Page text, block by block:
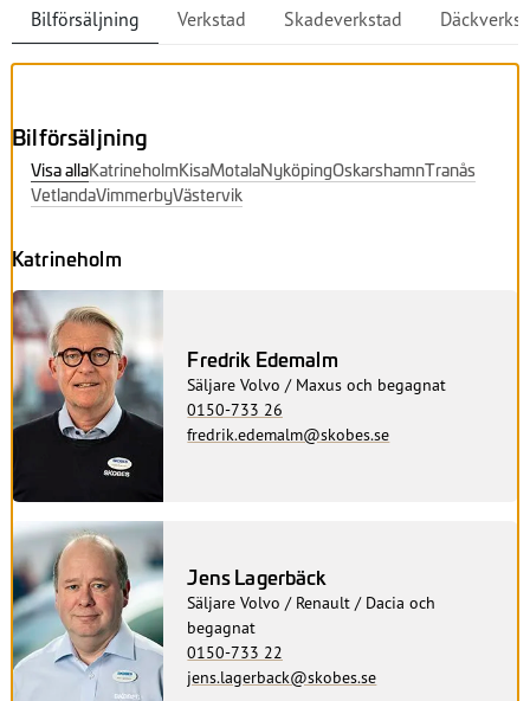
Bilförsäljning Verkstad Skadeverkstad
Bilförsäljning
Visa allaKatrineholmKisaMotalaNyköpingOskarshamnTranås
VetlandaVimmerbyVästervik
Katrineholm
Fredrik Edemalm
Säljare Volvo / Maxus och begagnat
0150-733 26
fredrik.edemalm@skobes.se
Jens Lagerbäck
Säljare Volvo / Renault / Dacia och
begagnat
0150-733 22
jens.lagerback@skobes.se